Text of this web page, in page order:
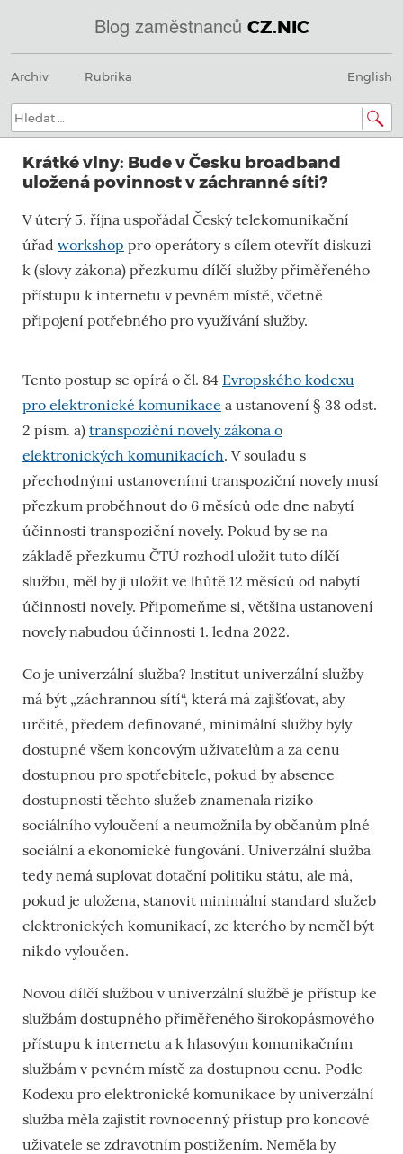
Blog zaměstnanců CZ.NIC
@
IN
SOA
domény.dns.enum.mojeid.internet.
nic.cz.
Menu
na
Archiv Rubrika English
Hledat:
Krátké vlny: Bude v Česku broadband
uložená povinnost v záchranné síti?
V úterý 5. října uspořádal Český telekomunikační
úřad workshop pro operátory s cílem otevřít diskuzi
k (slovy zákona) přezkumu dílčí služby přiměřeného
přístupu k internetu v pevném místě, včetně
připojení potřebného pro využívání služby.
Tento postup se opírá o čl. 84 Evropského kodexu
pro elektronické komunikace a ustanovení § 38 odst.
2 písm. a) transpoziční novely zákona o
elektronických komunikacích. V souladu s
přechodnými ustanoveními transpoziční novely musí
přezkum proběhnout do 6 měsíců ode dne nabytí
účinnosti transpoziční novely. Pokud by se na
základě přezkumu ČTÚ rozhodl uložit tuto dílčí
službu, měl by ji uložit ve lhůtě 12 měsíců od nabytí
účinnosti novely. Připomeňme si, většina ustanovení
novely nabudou účinnosti 1. ledna 2022.
Co je univerzální služba? Institut univerzální služby
má být „záchrannou sítí“, která má zajišťovat, aby
určité, předem definované, minimální služby byly
dostupné všem koncovým uživatelům a za cenu
dostupnou pro spotřebitele, pokud by absence
dostupnosti těchto služeb znamenala riziko
sociálního vyloučení a neumožnila by občanům plné
sociální a ekonomické fungování. Univerzální služba
tedy nemá suplovat dotační politiku státu, ale má,
pokud je uložena, stanovit minimální standard služeb
elektronických komunikací, ze kterého by neměl být
nikdo vyloučen.
Novou dílčí službou v univerzální službě je přístup ke
službám dostupného přiměřeného širokopásmového
přístupu k internetu a k hlasovým komunikačním
službám v pevném místě za dostupnou cenu. Podle
Kodexu pro elektronické komunikace by univerzální
služba měla zajistit rovnocenný přístup pro koncové
uživatele se zdravotním postižením. Neměla by